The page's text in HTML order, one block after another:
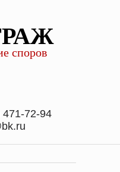
споров
471-72-94